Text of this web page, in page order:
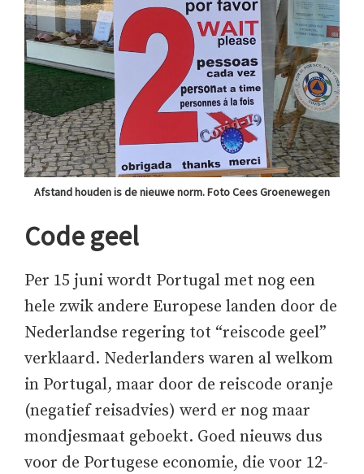
Afstand houden is de nieuwe norm. Foto Cees Groenewegen
Code geel
Per 15 juni wordt Portugal met nog een
hele zwik andere Europese landen door de
Nederlandse regering tot “reiscode geel”
verklaard. Nederlanders waren al welkom
in Portugal, maar door de reiscode oranje
(negatief reisadvies) werd er nog maar
mondjesmaat geboekt. Goed nieuws dus
voor de Portugese economie, die voor 12-